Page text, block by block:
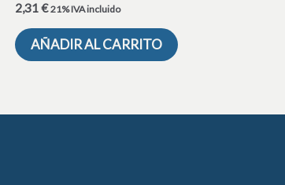
2,31€ 21% IVA incluido
AÑADIR AL CARRITO